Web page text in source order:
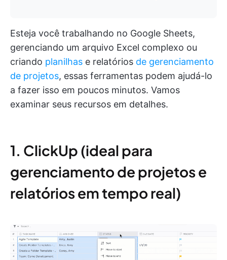
Esteja você trabalhando no Google Sheets,
gerenciando um arquivo Excel complexo ou
criando planilhas e relatórios de gerenciamento
de projetos, essas ferramentas podem ajudá-lo
a fazer isso em poucos minutos. Vamos
examinar seus recursos em detalhes.
1. ClickUp (ideal para
gerenciamento de projetos e
relatórios em tempo real)